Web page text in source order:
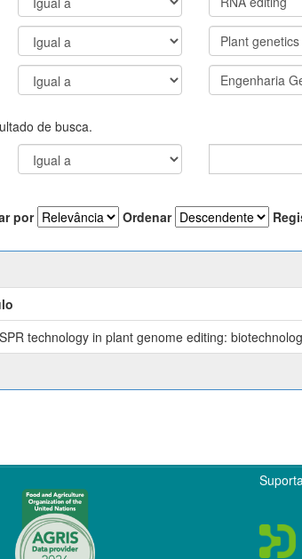
de busca.
por Ordenar
technology in plant genome editing: